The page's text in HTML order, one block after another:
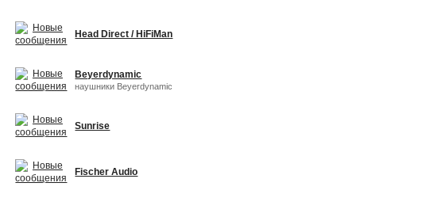
Head Direct / HiFiMan
Beyerdynamic
наушники Beyerdynamic
Sunrise
Fischer Audio